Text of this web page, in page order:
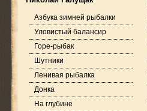
Азбука зимней рыбалки
Уловистый балансир
Горе-рыбак
Шутники
Ленивая рыбалка
Донка
На глубине